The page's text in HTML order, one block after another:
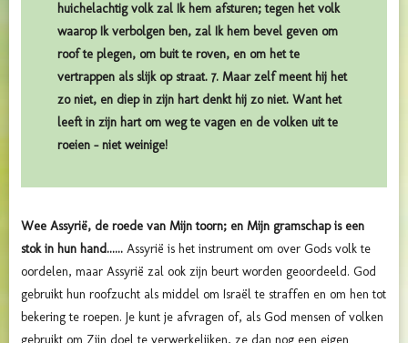
huichelachtig volk zal Ik hem afsturen; tegen het volk
waarop Ik verbolgen ben, zal Ik hem bevel geven om
roof te plegen, om buit te roven, en om het te
vertrappen als slijk op straat. 7. Maar zelf meent hij het
zo niet, en diep in zijn hart denkt hij zo niet. Want het
leeft in zijn hart om weg te vagen en de volken uit te
roeien – niet weinige!
Wee Assyrië, de roede van Mijn toorn; en Mijn gramschap is een
stok in hun hand...... Assyrië is het instrument om over Gods volk te
oordelen, maar Assyrië zal ook zijn beurt worden geoordeeld. God
gebruikt hun roofzucht als middel om Israël te straffen en om hen tot
bekering te roepen. Je kunt je afvragen of, als God mensen of volken